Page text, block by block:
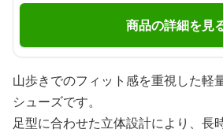
商品の詳細を見
山歩きでのフィット感を重視した軽
シューズです。
足型に合わせた立体設計により、長